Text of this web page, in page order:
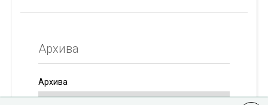
Архива
Архива